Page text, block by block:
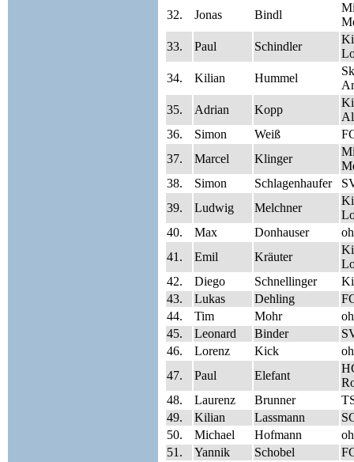
32.
Jonas Bindl
33.
Paul Schindler
34.
Kilian Hummel
35.
Adrian Kopp
36.
Simon Weiß
37.
Marcel Klinger
38.
Simon Schlagenhaufer
39.
Ludwig Melchner
40.
Max Donhauser
41.
Emil Kräuter
42.
Diego Schnellinger
43.
Lukas Dehling
44.
Tim Mohr
45.
Leonard Binder
46.
Lorenz Kick
47.
Paul Elefant
48.
Laurenz Brunner
49.
Kilian Lassmann
50.
Michael Hofmann
51.
Yannik Schobel